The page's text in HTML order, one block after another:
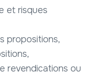
et risques
propositions,
revendications ou